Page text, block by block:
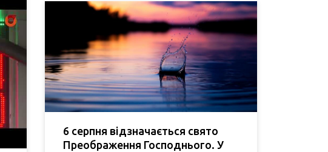
6 серпня відзначається свято
Преображення Господнього. У